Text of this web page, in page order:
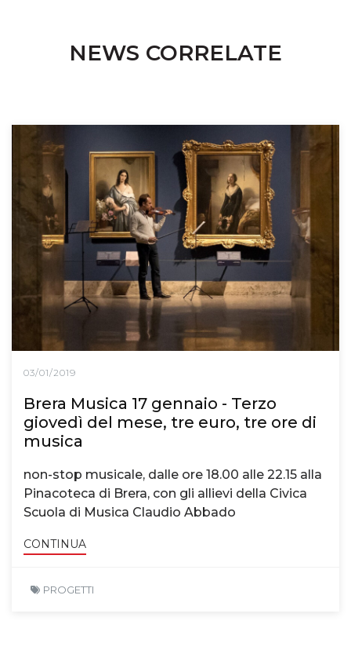
NEWS CORRELATE
03/01/2019
Brera Musica 17 gennaio - Terzo
giovedì del mese, tre euro, tre ore di
musica
non-stop musicale, dalle ore 18.00 alle 22.15 alla
Pinacoteca di Brera, con gli allievi della Civica
Scuola di Musica Claudio Abbado
CONTINUA
PROGETTI